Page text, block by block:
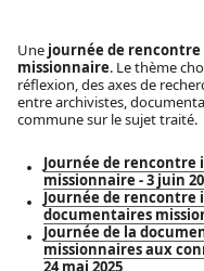
Une journée de
missionnaire. Le thème
réflexion, des axes de
entre archivistes,
commune sur le sujet traité.
Journée de
missionnaire - 3 juin
Journée de
documentaires
Journée de la
missionnaires aux
24 mai 2025